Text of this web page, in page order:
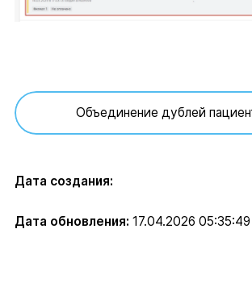
Объединение дублей
Дата создания:
Дата обновления: 17.04.2026 05:35:49